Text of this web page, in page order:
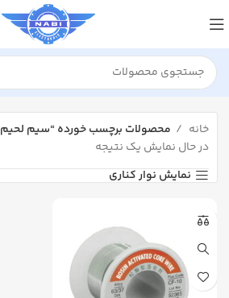
خانه
محصولات برچسب خورده “سیم لحیم ۰.۸ آساهی ۱۰۰ گرمی”
در حال نمایش یک نتیجه
نمایش نوار کناری